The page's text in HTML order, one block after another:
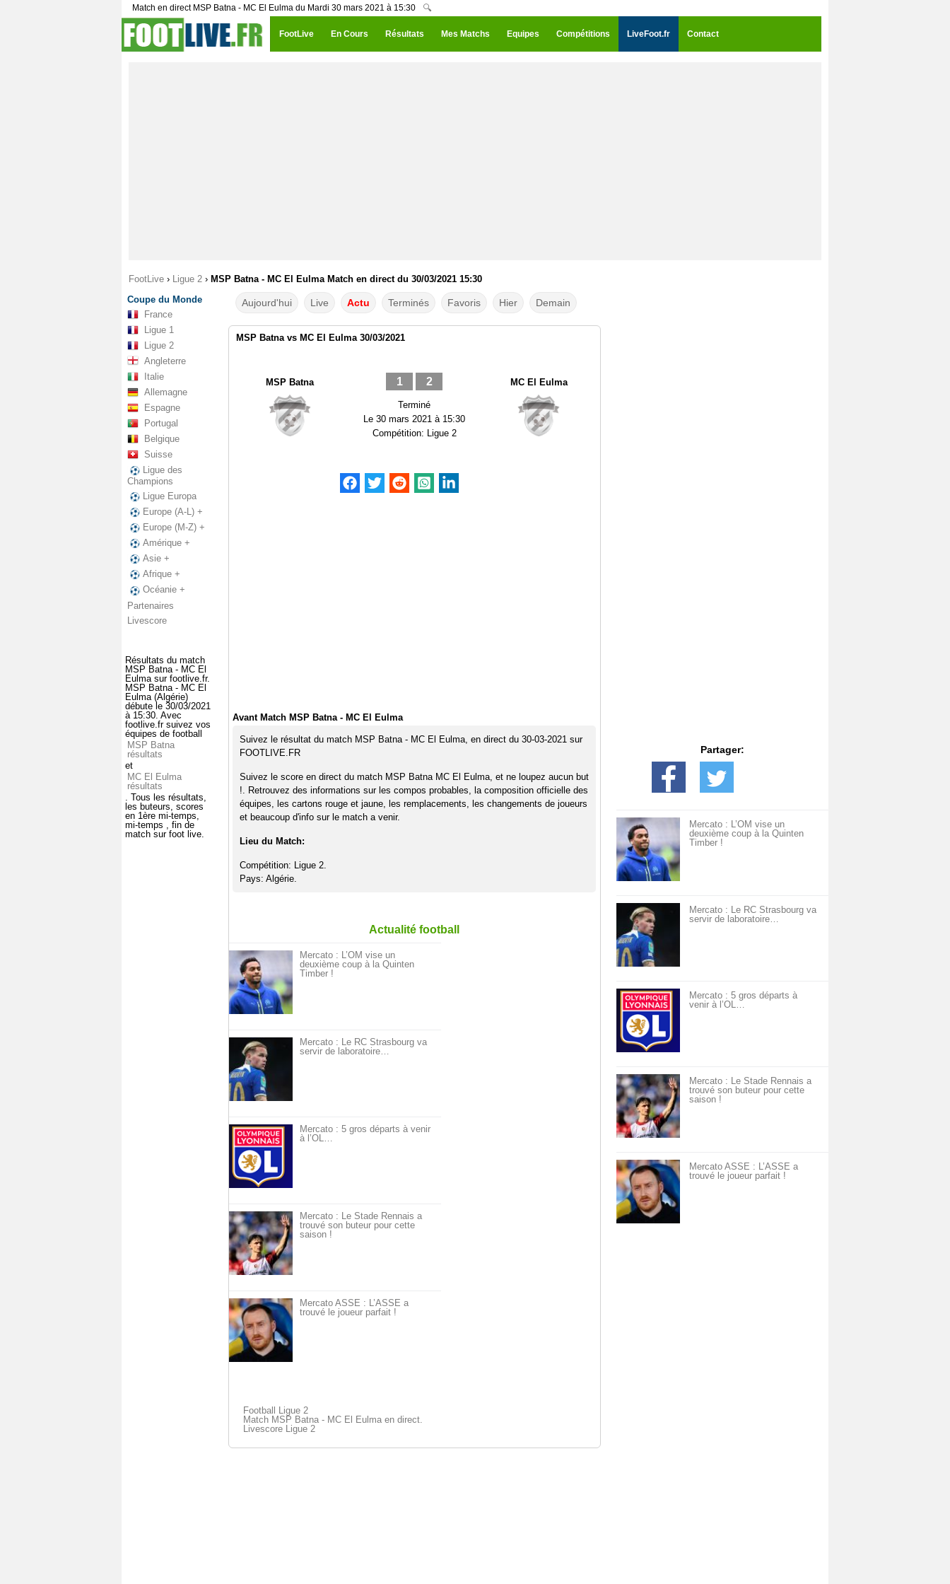
Match en direct MSP Batna - MC El Eulma du Mardi 30 mars 2021 à 15:30 🔍
FootLive En Cours Résultats Mes Matchs Equipes Compétitions LiveFoot.fr Contact
FootLive › Ligue 2 › MSP Batna - MC El Eulma Match en direct du 30/03/2021 15:30
Coupe du Monde
France
Ligue 1
Ligue 2
Angleterre
Italie
Allemagne
Espagne
Portugal
Belgique
Suisse
Ligue des
Champions
Ligue Europa
Europe (A-L) +
Europe (M-Z) +
Amérique +
Asie +
Afrique +
Océanie +
Partenaires
Livescore
Résultats du match
MSP Batna - MC El
Eulma sur footlive.fr.
MSP Batna - MC El
Eulma (Algérie)
débute le 30/03/2021
à 15:30. Avec
footlive.fr suivez vos
équipes de football
MSP Batna
résultats
et
MC El Eulma
résultats
. Tous les résultats,
les buteurs, scores
en 1ère mi-temps,
mi-temps , fin de
match sur foot live.
Aujourd'hui Live Actu Terminés Favoris Hier Demain
MSP Batna vs MC El Eulma 30/03/2021
MSP Batna 1 2
Terminé
Le 30 mars 2021 à 15:30
Compétition: Ligue 2
MC El Eulma
Avant Match MSP Batna - MC El Eulma
Suivez le résultat du match MSP Batna - MC El Eulma, en direct du 30-03-2021 sur
FOOTLIVE.FR
Suivez le score en direct du match MSP Batna MC El Eulma, et ne loupez aucun but
!. Retrouvez des informations sur les compos probables, la composition officielle des
équipes, les cartons rouge et jaune, les remplacements, les changements de joueurs
et beaucoup d'info sur le match a venir.
Lieu du Match:
Compétition: Ligue 2.
Pays: Algérie.
Actualité football
Mercato : L’OM vise un
deuxième coup à la Quinten
Timber !
Mercato : Le RC Strasbourg va
servir de laboratoire…
Mercato : 5 gros départs à venir
à l’OL…
Mercato : Le Stade Rennais a
trouvé son buteur pour cette
saison !
Mercato ASSE : L’ASSE a
trouvé le joueur parfait !
Football Ligue 2
Match MSP Batna - MC El Eulma en direct.
Livescore Ligue 2
Partager:
Mercato : L’OM vise un
deuxième coup à la Quinten
Timber !
Mercato : Le RC Strasbourg va
servir de laboratoire…
Mercato : 5 gros départs à
venir à l’OL…
Mercato : Le Stade Rennais a
trouvé son buteur pour cette
saison !
Mercato ASSE : L’ASSE a
trouvé le joueur parfait !